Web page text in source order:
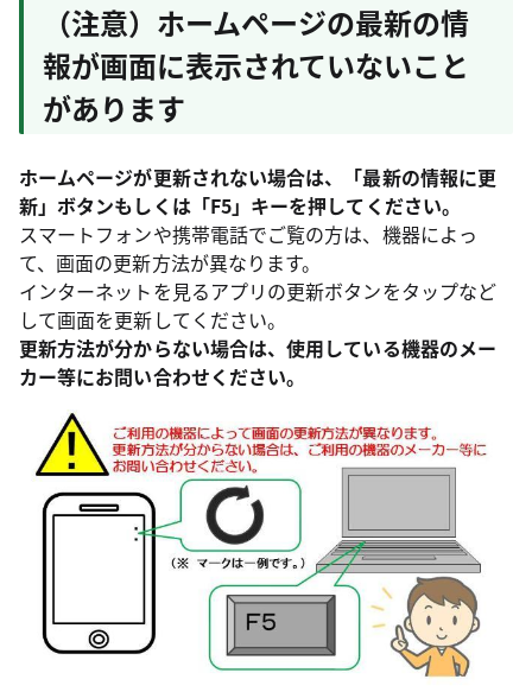
（注意）ホームページの最新の情
報が画面に表示されていないこと
があります
ホームページが更新されない場合は、「最新の情報に更
新」ボタンもしくは「F5」キーを押してください。
スマートフォンや携帯電話でご覧の方は、機器によっ
て、画面の更新方法が異なります。
インターネットを見るアプリの更新ボタンをタップなど
して画面を更新してください。
更新方法が分からない場合は、使用している機器のメー
カー等にお問い合わせください。